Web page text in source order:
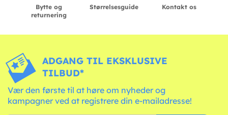
Bytte og
returnering
Størrelsesguide Kontakt os
ADGANG TIL EKSKLUSIVE
TILBUD*
Vær den første til at høre om nyheder og
kampagner ved at registrere din e-mailadresse!